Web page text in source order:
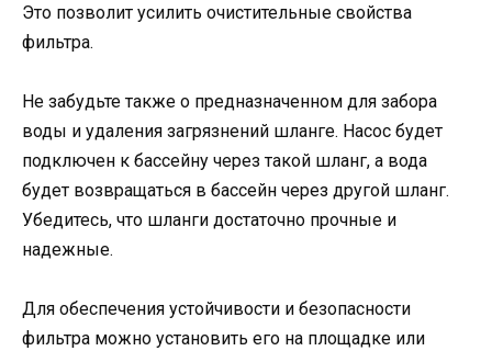
Это позволит усилить очистительные свойства
фильтра.
Не забудьте также о предназначенном для забора
воды и удаления загрязнений шланге. Насос будет
подключен к бассейну через такой шланг, а вода
будет возвращаться в бассейн через другой шланг.
Убедитесь, что шланги достаточно прочные и
надежные.
Для обеспечения устойчивости и безопасности
фильтра можно установить его на площадке или